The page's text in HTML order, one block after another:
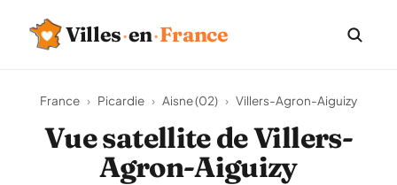
Villes·en·France
France › Picardie › Aisne (02) › Villers-Agron-Aiguizy
Vue satellite de Villers-
Agron-Aiguizy